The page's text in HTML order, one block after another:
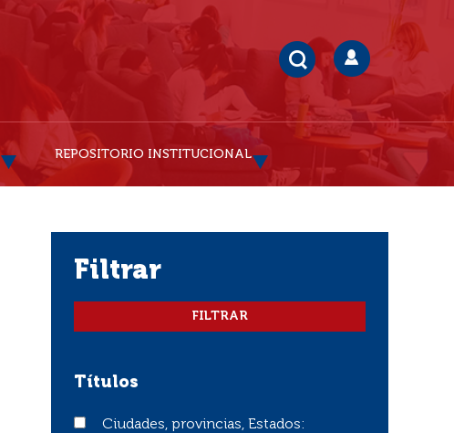
REPOSITORIO INSTITUCIONAL
filtrar
Títulos
Ciudades, provincias, Estados: Orígenes de la Nación
Ciudades, provincias, Estados: